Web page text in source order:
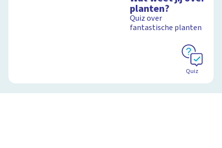
planten?
Quiz over
fantastische planten
Quiz